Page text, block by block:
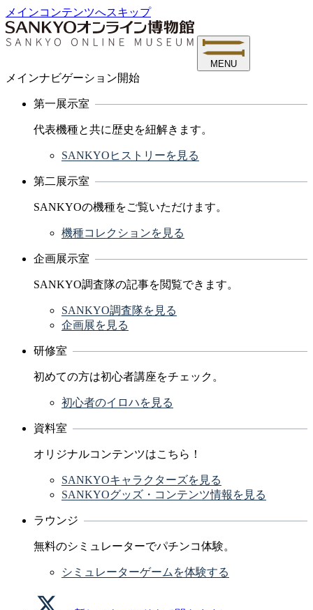
メインコンテンツへスキップ
MENU
メインナビゲーション開始
第一展示室
代表機種と共に歴史を紐解きます。
SANKYOヒストリーを見る
第二展示室
SANKYOの機種をご覧いただけます。
機種コレクションを見る
企画展示室
SANKYO調査隊の記事を閲覧できます。
SANKYO調査隊を見る
企画展を見る
研修室
初めての方は初心者講座をチェック。
初心者のイロハを見る
資料室
オリジナルコンテンツはこちら！
SANKYOキャラクターズを見る
SANKYOグッズ・コンテンツ情報を見る
ラウンジ
無料のシミュレーターでパチンコ体験。
シミュレーターゲームを体験する